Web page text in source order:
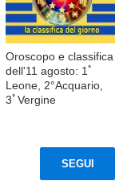
Oroscopo e classifica
dell'11 agosto: 1ﾟ
Leone, 2°Acquario,
3ﾟVergine
SEGUI